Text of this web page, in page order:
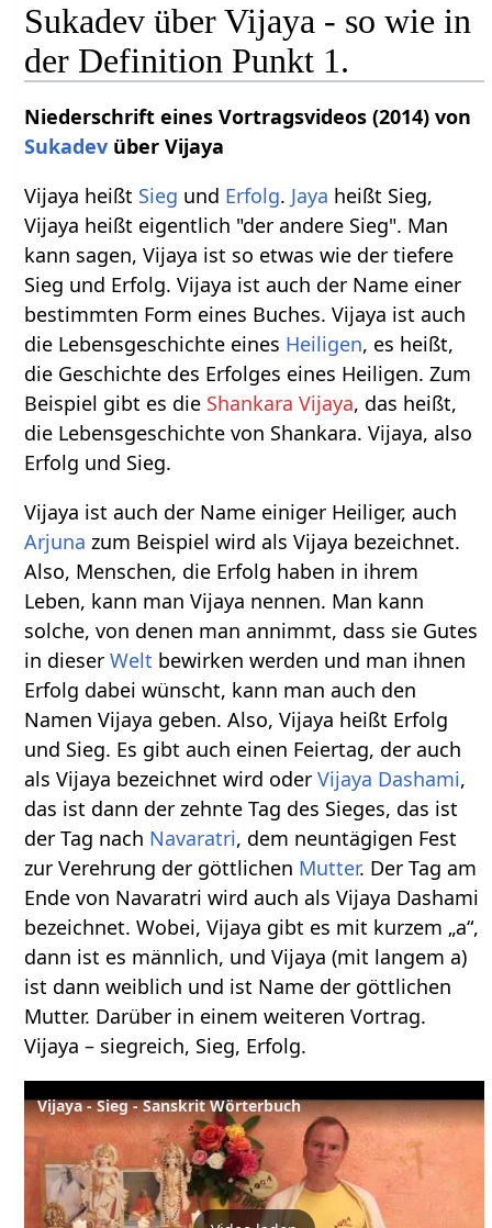
Sukadev über Vijaya - so wie in
der Definition Punkt 1.
Niederschrift eines Vortragsvideos (2014) von
Sukadev über Vijaya
Vijaya heißt Sieg und Erfolg. Jaya heißt Sieg,
Vijaya heißt eigentlich "der andere Sieg". Man
kann sagen, Vijaya ist so etwas wie der tiefere
Sieg und Erfolg. Vijaya ist auch der Name einer
bestimmten Form eines Buches. Vijaya ist auch
die Lebensgeschichte eines Heiligen, es heißt,
die Geschichte des Erfolges eines Heiligen. Zum
Beispiel gibt es die Shankara Vijaya, das heißt,
die Lebensgeschichte von Shankara. Vijaya, also
Erfolg und Sieg.
Vijaya ist auch der Name einiger Heiliger, auch
Arjuna zum Beispiel wird als Vijaya bezeichnet.
Also, Menschen, die Erfolg haben in ihrem
Leben, kann man Vijaya nennen. Man kann
solche, von denen man annimmt, dass sie Gutes
in dieserWelt bewirken werden und man ihnen
Erfolg dabei wünscht, kann man auch den
Namen Vijaya geben. Also, Vijaya heißt Erfolg
und Sieg. Es gibt auch einen Feiertag, der auch
als Vijaya bezeichnet wird oderVijaya Dashami,
das ist dann der zehnte Tag des Sieges, das ist
der Tag nach Navaratri, dem neuntägigen Fest
zur Verehrung der göttlichen Mutter. Der Tag am
Ende von Navaratri wird auch als Vijaya Dashami
bezeichnet. Wobei, Vijaya gibt es mit kurzem „a“,
dann ist es männlich, und Vijaya (mit langem a)
ist dann weiblich und ist Name der göttlichen
Mutter. Darüber in einem weiteren Vortrag.
Vijaya – siegreich, Sieg, Erfolg.
Vijaya - Sieg - Sanskrit Wörterbuch